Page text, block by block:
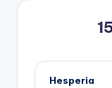
Hesperia